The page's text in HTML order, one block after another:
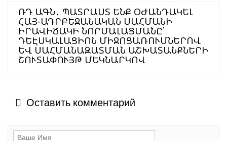
ՌԴ ԱԳՆ․ ՊԱՏՐԱՍՏ ԵՆՔ ՕԺԱՆԴԱԿԵԼ
ՀԱՅ-ԱԴՐԲԵՋԱՆԱԿԱՆ ՍԱՀՄԱՆԻ
ԻՐԱՎԻՃԱԿԻ ՆՈՐՄԱԼԱՑՄԱՆԸ՝
ԴԵԷՍԿԱԼԱՑԻՈՆ ՄԻՋՈՑԱՌՈՒՄՆԵՐՈՎ
ԵՎ ՍԱՀՄԱՆԱԶԱՏՄԱՆ ԱՇԽԱՏԱՆՔՆԵՐԻ
ՇՈՒՏԱՓՈՒՅԹ ՄԵԿՆԱՐԿՈՎ
Оставить комментарий